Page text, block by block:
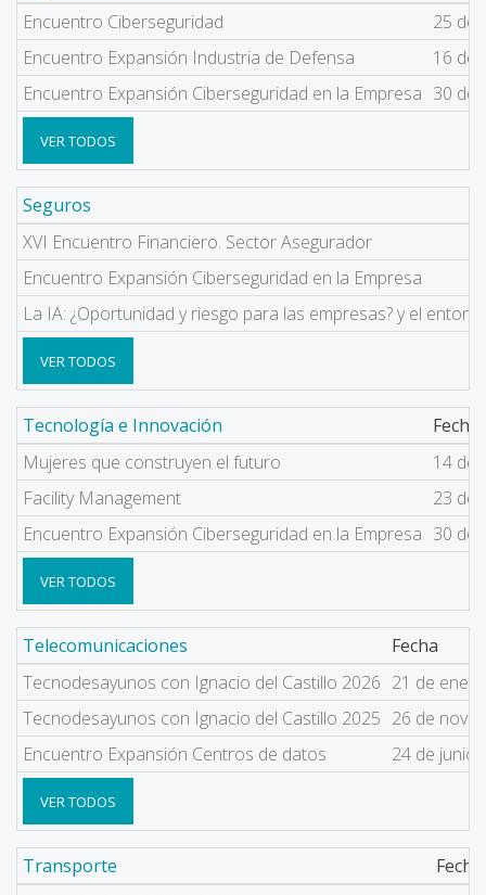
Encuentro Ciberseguridad
25 de
Encuentro Expansión Industria de Defensa
16 de
Encuentro Expansión Ciberseguridad en la Empresa 30 de
VER TODOS
Seguros
XVI Encuentro Financiero. Sector Asegurador
Encuentro Expansión Ciberseguridad en la Empresa
La IA: ¿Oportunidad y riesgo para las empresas? y el
VER TODOS
Tecnología e Innovación
Fecha
Mujeres que construyen el futuro
14 de
Facility Management
23 de
Encuentro Expansión Ciberseguridad en la Empresa 30 de
VER TODOS
Telecomunicaciones
Fecha
Tecnodesayunos con Ignacio del Castillo 2026 21 de
Tecnodesayunos con Ignacio del Castillo 2025 26 de
Encuentro Expansión Centros de datos
24 de junio
VER TODOS
Transporte
Fecha